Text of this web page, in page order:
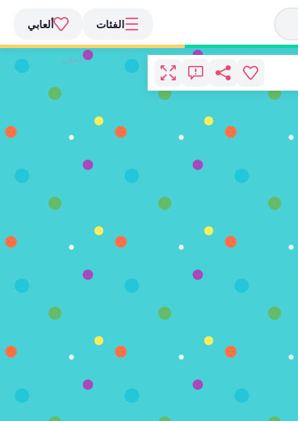
الفئات ألعابي
إعلان